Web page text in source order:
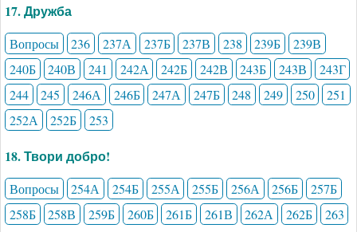
17. Дружба
Вопросы 236 237А 237Б 237В 238 239Б
239В
240Б
240В 241 242А 242Б 242В 243Б 243В
243Г
244
245 246А 246Б 247А 247Б 248 249 250
251
252А
252Б 253
18. Твори добро!
Вопросы 254А 254Б 255А 255Б 256А 256Б
257Б
258Б
258В 259Б 260Б 261Б 261В 262А 262Б 263